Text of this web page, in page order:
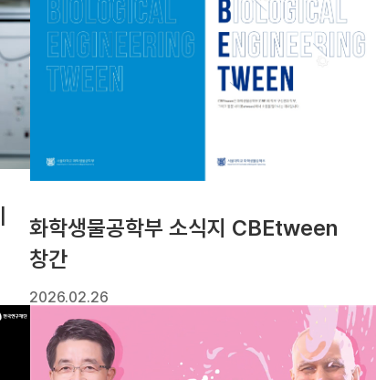
화학생물공학부 소식지 CBEtween
창간
2026.02.26